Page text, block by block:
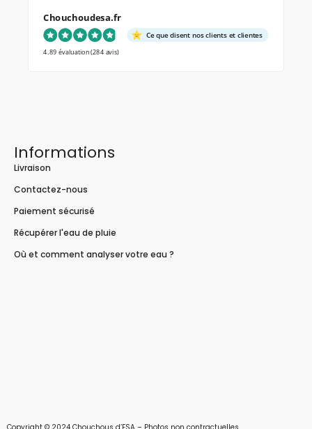
Chouchoudesa.fr
Ce que disent nos clients et clientes
4.89 évaluation(284 avis)
Informations
Livraison
Contactez-nous
Paiement sécurisé
Récupérer l'eau de pluie
Où et comment analyser votre eau ?